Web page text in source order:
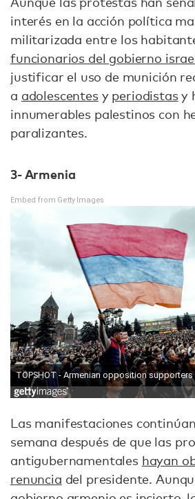
interés en la acción política
militarizada entre los
funcionarios del gobierno
justificar el uso de munición
a adolescentesy periodistasy
innumerables palestinos con
paralizantes.
3- Armenia
Embed from Getty Images
Las manifestaciones
semana después de que las
antigubernamentales hayan
renuncia del presidente.